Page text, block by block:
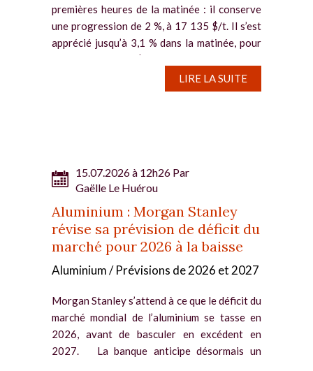
premières heures de la matinée : il conserve
une progression de 2 %, à 17 135 $/t. Il s’est
apprécié jusqu’à 3,1 % dans la matinée, pour
LIRE LA SUITE
15.07.2026 à 12h26 Par
Gaëlle Le Huérou
Aluminium : Morgan Stanley
révise sa prévision de déficit du
marché pour 2026 à la baisse
Aluminium / Prévisions de 2026 et 2027
Morgan Stanley s’attend à ce que le déficit du
marché mondial de l’aluminium se tasse en
2026, avant de basculer en excédent en
2027. La banque anticipe désormais un